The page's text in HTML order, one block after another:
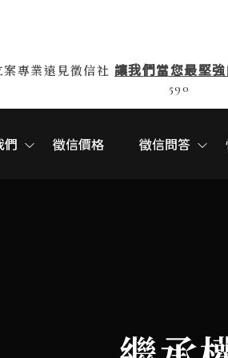
案專業遠見徵信社 讓我們當您最堅
590
們 徵信價格 徵信問答